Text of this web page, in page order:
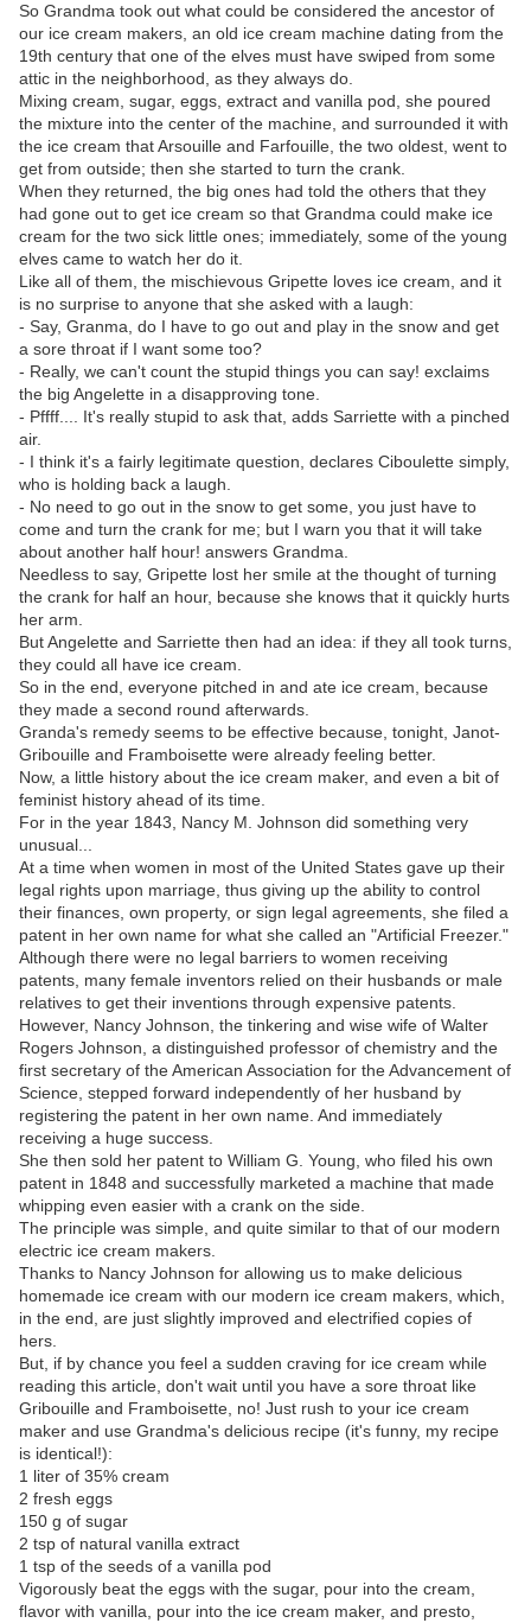
So Grandma took out what could be considered the ancestor of
our ice cream makers, an old ice cream machine dating from the
19th century that one of the elves must have swiped from some
attic in the neighborhood, as they always do.
Mixing cream, sugar, eggs, extract and vanilla pod, she poured
the mixture into the center of the machine, and surrounded it with
the ice cream that Arsouille and Farfouille, the two oldest, went to
get from outside; then she started to turn the crank.
When they returned, the big ones had told the others that they
had gone out to get ice cream so that Grandma could make ice
cream for the two sick little ones; immediately, some of the young
elves came to watch her do it.
Like all of them, the mischievous Gripette loves ice cream, and it
is no surprise to anyone that she asked with a laugh:
- Say, Granma, do I have to go out and play in the snow and get
a sore throat if I want some too?
- Really, we can't count the stupid things you can say! exclaims
the big Angelette in a disapproving tone.
- Pffff.... It's really stupid to ask that, adds Sarriette with a pinched
air.
- I think it's a fairly legitimate question, declares Ciboulette simply,
who is holding back a laugh.
- No need to go out in the snow to get some, you just have to
come and turn the crank for me; but I warn you that it will take
about another half hour! answers Grandma.
Needless to say, Gripette lost her smile at the thought of turning
the crank for half an hour, because she knows that it quickly hurts
her arm.
But Angelette and Sarriette then had an idea: if they all took turns,
they could all have ice cream.
So in the end, everyone pitched in and ate ice cream, because
they made a second round afterwards.
Granda's remedy seems to be effective because, tonight, Janot-
Gribouille and Framboisette were already feeling better.
Now, a little history about the ice cream maker, and even a bit of
feminist history ahead of its time.
For in the year 1843, Nancy M. Johnson did something very
unusual...
At a time when women in most of the United States gave up their
legal rights upon marriage, thus giving up the ability to control
their finances, own property, or sign legal agreements, she filed a
patent in her own name for what she called an "Artificial Freezer."
Although there were no legal barriers to women receiving
patents, many female inventors relied on their husbands or male
relatives to get their inventions through expensive patents.
However, Nancy Johnson, the tinkering and wise wife of Walter
Rogers Johnson, a distinguished professor of chemistry and the
first secretary of the American Association for the Advancement of
Science, stepped forward independently of her husband by
registering the patent in her own name. And immediately
receiving a huge success.
She then sold her patent to William G. Young, who filed his own
patent in 1848 and successfully marketed a machine that made
whipping even easier with a crank on the side.
The principle was simple, and quite similar to that of our modern
electric ice cream makers.
Thanks to Nancy Johnson for allowing us to make delicious
homemade ice cream with our modern ice cream makers, which,
in the end, are just slightly improved and electrified copies of
hers.
But, if by chance you feel a sudden craving for ice cream while
reading this article, don't wait until you have a sore throat like
Gribouille and Framboisette, no! Just rush to your ice cream
maker and use Grandma's delicious recipe (it's funny, my recipe
is identical!):
1 liter of 35% cream
2 fresh eggs
150 g of sugar
2 tsp of natural vanilla extract
1 tsp of the seeds of a vanilla pod
Vigorously beat the eggs with the sugar, pour into the cream,
flavor with vanilla, pour into the ice cream maker, and presto,